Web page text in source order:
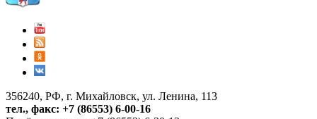
356240, РФ, г. Михайловск, ул. Ленина, 113
тел., факс: +7 (86553) 6-00-16